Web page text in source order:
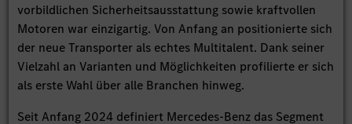
vorbildlichen Sicherheitsausstattung sowie kraftvollen
Motoren war einzigartig. Von Anfang an positionierte sich
der neue Transporter als echtes Multitalent. Dank seiner
Vielzahl an Varianten und Möglichkeiten profilierte er sich
als erste Wahl über alle Branchen hinweg.
Seit Anfang 2024 definiert Mercedes-Benz das Segment